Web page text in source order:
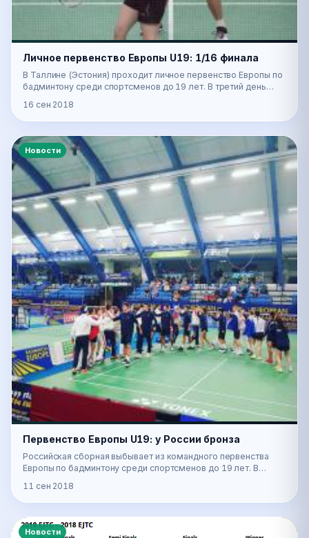
Личное первенство Европы U19: 1/16 финала
В Таллине (Эстония) проходит личное первенство Европы по
бадминтону среди спортсменов до 19 лет. В третий день
16 сен 2018
Новости
Первенство Европы U19: у России бронза
Российская сборная выбывает из командного первенства
Европы по бадминтону среди спортсменов до 19 лет. В
11 сен 2018
Новости